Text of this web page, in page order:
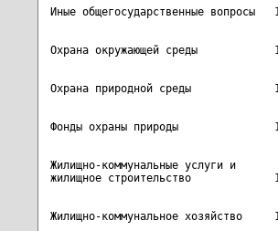
Жилищно-коммунальные услуги и